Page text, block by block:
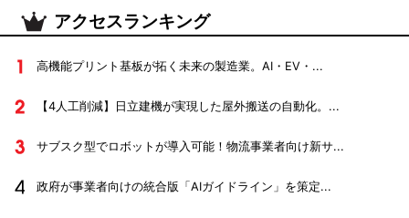
アクセスランキング
高機能プリント基板が拓く未来の製造業。AI・EV・...
【4人工削減】日立建機が実現した屋外搬送の自動化。...
サブスク型でロボットが導入可能！物流事業者向け新サ...
政府が事業者向けの統合版「AIガイドライン」を策定...